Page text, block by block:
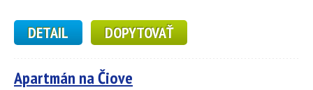
DETAIL DOPYTOVAŤ
Apartmán na Čiove